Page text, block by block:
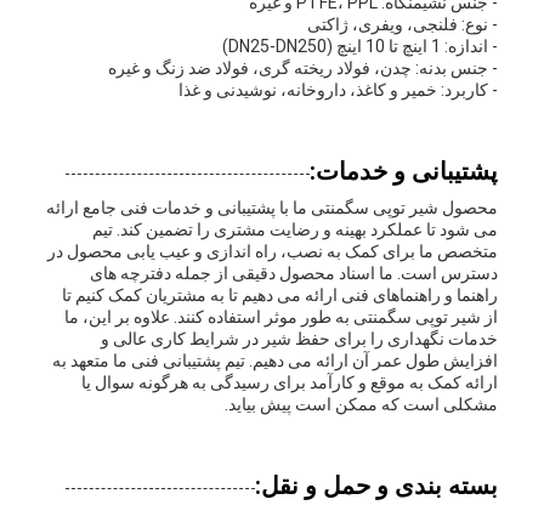
- نوع: فلنجی، ویفری، ژاکتی
- اندازه: 1 اینچ تا 10 اینچ (DN25-DN250)
- جنس بدنه: چدن، فولاد ریخته گری، فولاد ضد زنگ و غیره
- کاربرد: خمیر و کاغذ، داروخانه، نوشیدنی و غذا
پشتیبانی و خدمات:
محصول شیر توپی سگمنتی ما با پشتیبانی و خدمات فنی جامع ارائه
می شود تا عملکرد بهینه و رضایت مشتری را تضمین کند. تیم
متخصص ما برای کمک به نصب، راه اندازی و عیب یابی محصول در
دسترس است. ما اسناد محصول دقیقی از جمله دفترچه های
راهنما و راهنماهای فنی ارائه می دهیم تا به مشتریان کمک کنیم تا
از شیر توپی سگمنتی به طور موثر استفاده کنند. علاوه بر این، ما
خدمات نگهداری را برای حفظ شیر در شرایط کاری عالی و
افزایش طول عمر آن ارائه می دهیم. تیم پشتیبانی فنی ما متعهد به
ارائه کمک به موقع و کارآمد برای رسیدگی به هرگونه سوال یا
مشکلی است که ممکن است پیش بیاید.
بسته بندی و حمل و نقل: